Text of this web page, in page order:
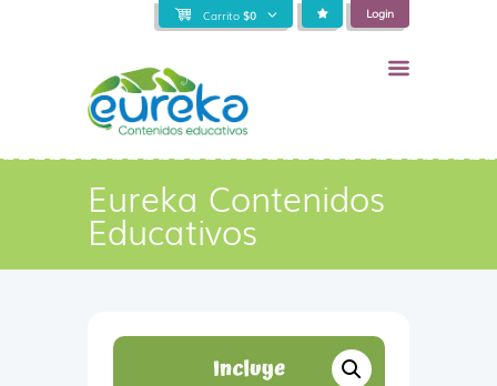
Carrito $0 Login
Eureka Contenidos
Educativos